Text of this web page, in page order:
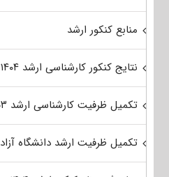
منابع کنکور ارشد
نتایج کنکور کارشناسی ارشد ۱۴۰۴
تکمیل ظرفیت کارشناسی ارشد ۱۴۰۳
تکمیل ظرفیت ارشد دانشگاه آزاد ۱۴۰۳